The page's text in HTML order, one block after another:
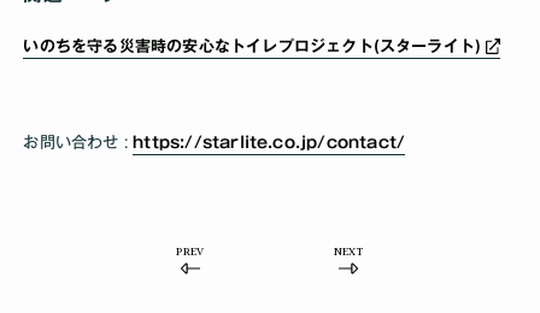
いのちを守る災害時の安心なトイレプロジェクト(スターライト)
お問い合わせ : https://starlite.co.jp/contact/
PREV NEXT